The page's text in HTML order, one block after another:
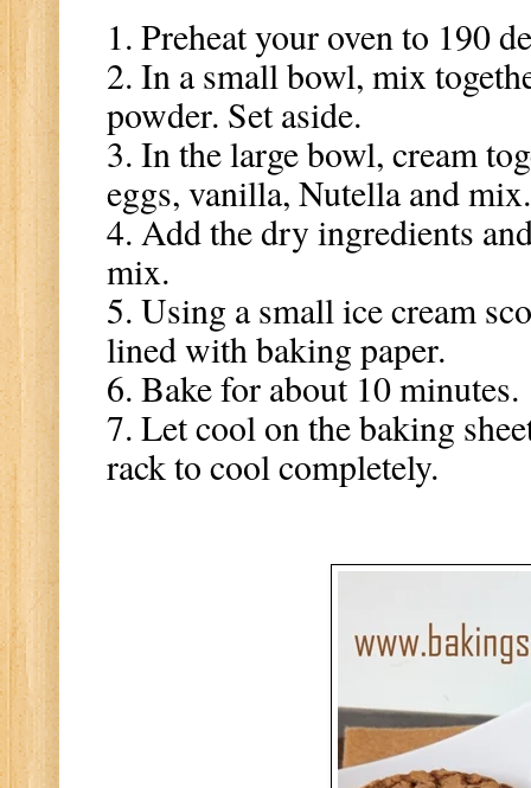
1. Preheat your oven to 190
2. In a small bowl, mix
powder. Set aside.
3. In the large bowl, cream
eggs, vanilla, Nutella and mix.
4. Add the dry ingredients
mix.
5. Using a small ice cream
lined with baking paper.
6. Bake for about 10 minutes.
7. Let cool on the baking
rack to cool completely.